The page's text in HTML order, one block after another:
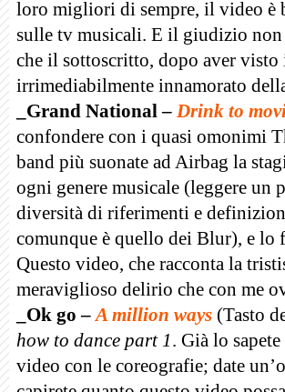
loro migliori di sempre, il video è
sulle tv musicali. E il giudizio
che il sottoscritto, dopo aver visto
irrimediabilmente innamorato
_Grand National – Drink to
confondere con i quasi omonimi
band più suonate ad Airbag la
ogni genere musicale (leggere un
diversità di riferimenti e
comunque è quello dei Blur), e lo
Questo video, che racconta la
meraviglioso delirio che con me
_Ok go –A million ways (Tasto
how to dance part 1. Già lo
video con le coreografie; date